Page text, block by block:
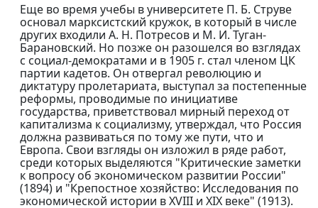
Еще во время учебы в университете П. Б. Струве
основал марксистский кружок, в который в числе
других входили А. Н. Потресов и М. И. Туган-
Барановский. Но позже он разошелся во взглядах
с социал-демократами и в 1905 г. стал членом ЦК
партии кадетов. Он отвергал революцию и
диктатуру пролетариата, выступал за постепенные
реформы, проводимые по инициативе
государства, приветствовал мирный переход от
капитализма к социализму, утверждал, что Россия
должна развиваться по тому же пути, что и
Европа. Свои взгляды он изложил в ряде работ,
среди которых выделяются "Критические заметки
к вопросу об экономическом развитии России"
(1894) и "Крепостное хозяйство: Исследования по
экономической истории в XVIII и XIX веке" (1913).